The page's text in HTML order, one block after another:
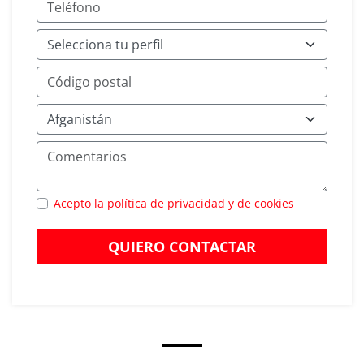
Acepto la política de privacidad y de cookies
QUIERO CONTACTAR